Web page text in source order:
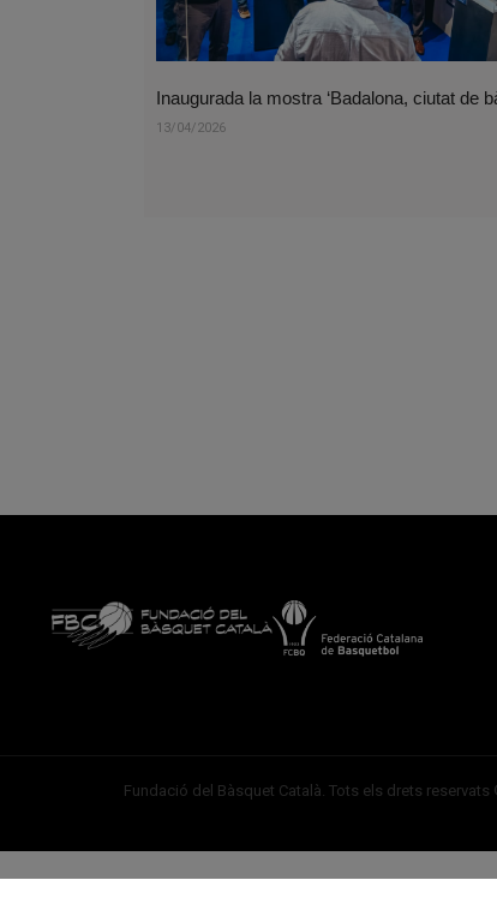
Inaugurada la mostra ‘Badalona, ciutat de
13/04/2026
Fundació del Bàsquet Català. Tots els drets reservats